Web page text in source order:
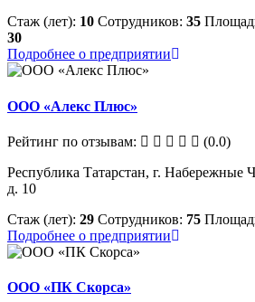
Стаж (лет): 10 Сотрудников: 35
30
Подробнее о предприятии
ООО «Алекс Плюс»
Рейтинг по отзывам:
(0.0)
Республика Татарстан, г. Набережные
д. 10
Стаж (лет): 29 Сотрудников: 75
Подробнее о предприятии
ООО «ПК Скорса»